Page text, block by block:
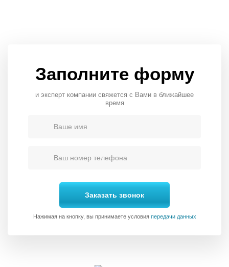
Заполните форму
и эксперт компании свяжется с Вами в ближайшее
время
Заказать звонок
Нажимая на кнопку, вы принимаете условия передачи данных